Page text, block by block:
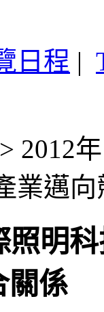
日程 |
> 2012
業邁
照明
關係